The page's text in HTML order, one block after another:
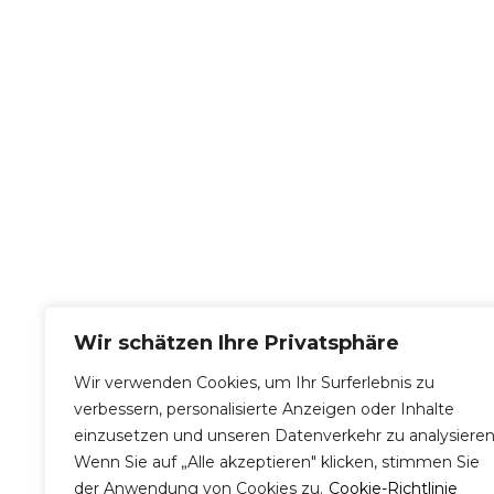
Wir schätzen Ihre Privatsphäre
Wir verwenden Cookies, um Ihr Surferlebnis zu
verbessern, personalisierte Anzeigen oder Inhalte
einzusetzen und unseren Datenverkehr zu
Wenn Sie auf „Alle akzeptieren" klicken, stimmen Sie
der Anwendung von Cookies zu. Cookie-Richtlinie